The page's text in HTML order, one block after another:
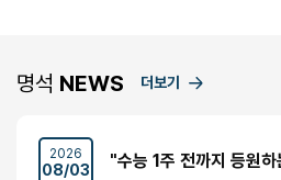
명석 NEWS 더보기
2026
08/03